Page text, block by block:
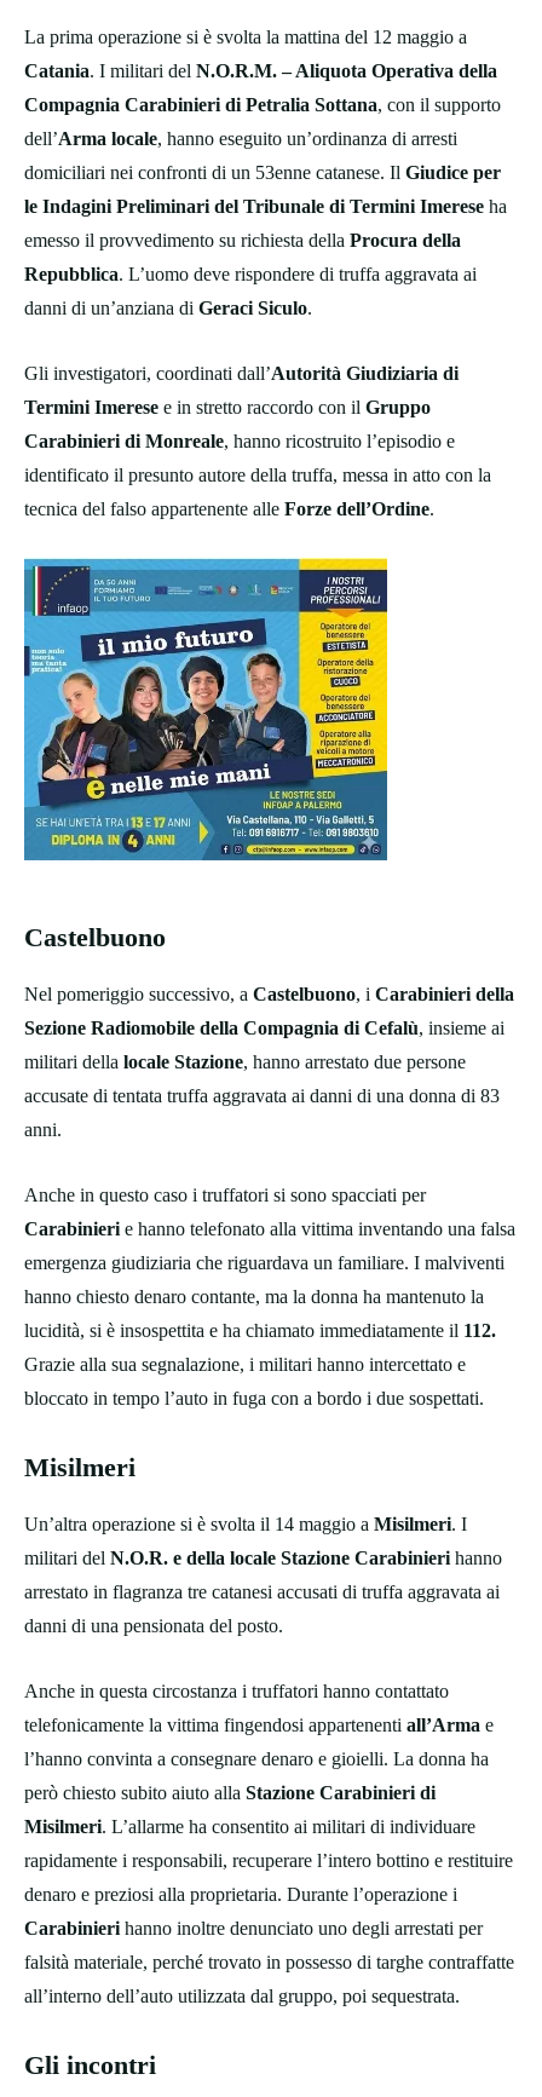
La prima operazione si è svolta la mattina del 12 maggio a
Catania. I militari del N.O.R.M. – Aliquota Operativa della
Compagnia Carabinieri di Petralia Sottana, con il supporto
dell’Arma locale, hanno eseguito un’ordinanza di arresti
domiciliari nei confronti di un 53enne catanese. Il Giudice per
le Indagini Preliminari del Tribunale di Termini Imerese ha
emesso il provvedimento su richiesta della Procura della
Repubblica. L’uomo deve rispondere di truffa aggravata ai
danni di un’anziana di Geraci Siculo.
Gli investigatori, coordinati dall’Autorità Giudiziaria di
Termini Imerese e in stretto raccordo con il Gruppo
Carabinieri di Monreale, hanno ricostruito l’episodio e
identificato il presunto autore della truffa, messa in atto con la
tecnica del falso appartenente alle Forze dell’Ordine.
Castelbuono
Nel pomeriggio successivo, a Castelbuono, i Carabinieri della
Sezione Radiomobile della Compagnia di Cefalù, insieme ai
militari della locale Stazione, hanno arrestato due persone
accusate di tentata truffa aggravata ai danni di una donna di 83
anni.
Anche in questo caso i truffatori si sono spacciati per
Carabinieri e hanno telefonato alla vittima inventando una falsa
emergenza giudiziaria che riguardava un familiare. I malviventi
hanno chiesto denaro contante, ma la donna ha mantenuto la
lucidità, si è insospettita e ha chiamato immediatamente il 112.
Grazie alla sua segnalazione, i militari hanno intercettato e
bloccato in tempo l’auto in fuga con a bordo i due sospettati.
Misilmeri
Un’altra operazione si è svolta il 14 maggio a Misilmeri. I
militari del N.O.R. e della locale Stazione Carabinieri hanno
arrestato in flagranza tre catanesi accusati di truffa aggravata ai
danni di una pensionata del posto.
Anche in questa circostanza i truffatori hanno contattato
telefonicamente la vittima fingendosi appartenenti all’Arma e
l’hanno convinta a consegnare denaro e gioielli. La donna ha
però chiesto subito aiuto alla Stazione Carabinieri di
Misilmeri. L’allarme ha consentito ai militari di individuare
rapidamente i responsabili, recuperare l’intero bottino e restituire
denaro e preziosi alla proprietaria. Durante l’operazione i
Carabinieri hanno inoltre denunciato uno degli arrestati per
falsità materiale, perché trovato in possesso di targhe contraffatte
all’interno dell’auto utilizzata dal gruppo, poi sequestrata.
Gli incontri